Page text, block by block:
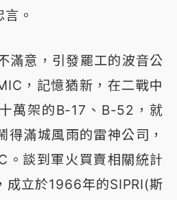
。
滿意，引發罷工的波音公
，記憶猶新，在二戰中
萬架的B-17、B-52，就
得滿城風雨的雷神公司，
。談到軍火買賣相關統計
成立於1966年的SIPRI(斯